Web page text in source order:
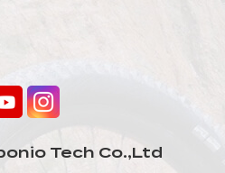
Tech Co.,Ltd